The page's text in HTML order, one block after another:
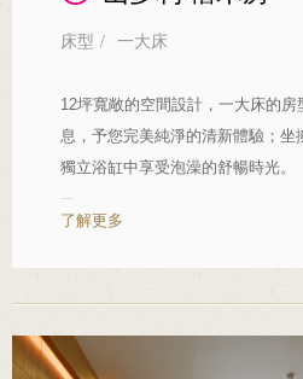
床型 / 一大床
12坪寬敞的空間設計，一大床的
息，予您完美純淨的清新體驗；坐
獨立浴缸中享受泡澡的舒暢時光。
了解更多